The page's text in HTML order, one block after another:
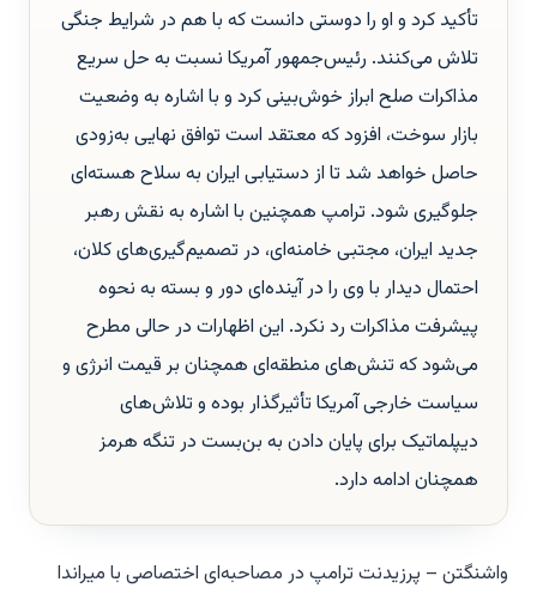
تأکید کرد و او را دوستی دانست که با هم در شرایط جنگی
تلاش می‌کنند. رئیس‌جمهور آمریکا نسبت به حل سریع
مذاکرات صلح ابراز خوش‌بینی کرد و با اشاره به وضعیت
بازار سوخت، افزود که معتقد است توافق نهایی به‌زودی
حاصل خواهد شد تا از دستیابی ایران به سلاح هسته‌ای
جلوگیری شود. ترامپ همچنین با اشاره به نقش رهبر
جدید ایران، مجتبی خامنه‌ای، در تصمیم‌گیری‌های کلان،
احتمال دیدار با وی را در آینده‌ای دور و بسته به نحوه
پیشرفت مذاکرات رد نکرد. این اظهارات در حالی مطرح
می‌شود که تنش‌های منطقه‌ای همچنان بر قیمت انرژی و
سیاست خارجی آمریکا تأثیرگذار بوده و تلاش‌های
دیپلماتیک برای پایان دادن به بن‌بست در تنگه هرمز
همچنان ادامه دارد.
واشنگتن – پرزیدنت ترامپ در مصاحبه‌ای اختصاصی با میراندا